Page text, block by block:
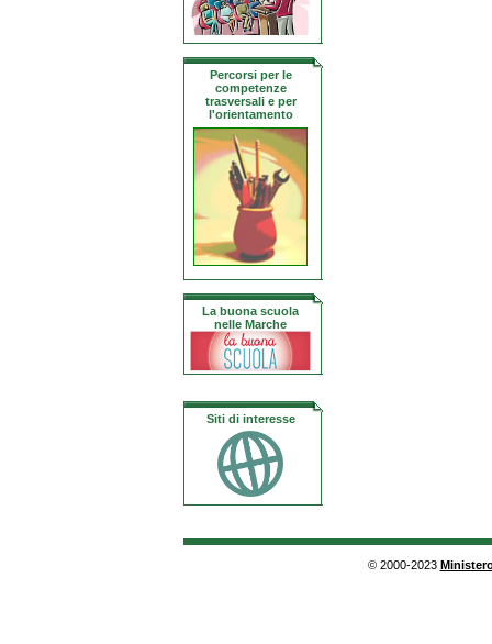
Percorsi per le
competenze
trasversali e per
l'orientamento
La buona scuola
nelle Marche
Siti di interesse
© 2000-2023